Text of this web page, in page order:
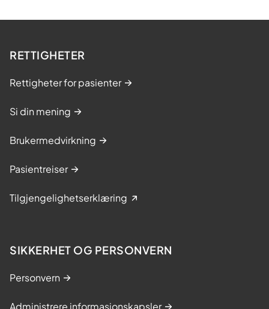
RETTIGHETER
Rettigheter for pasienter
Si din mening
Brukermedvirkning
Pasientreiser
Tilgjengelighetserklæring
SIKKERHET OG PERSONVERN
Personvern
Administrere informasjonskapsler